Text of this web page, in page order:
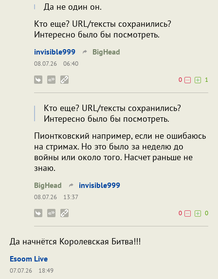
Да не один он.
Кто еще? URL/тексты сохранились?
Интересно было бы посмотреть.
invisible999 BigHead
08.07.26
06:40
0
1
Кто еще? URL/тексты сохранились?
Интересно было бы посмотреть.
Пионтковский например, если не ошибаюсь
на стримах. Но это было за неделю до
войны или около того. Насчет раньше не
знаю.
BigHead invisible999
08.07.26
13:37
0
0
Да начнётся Королевская Битва!!!
Esoom Live
07.07.26
18:49